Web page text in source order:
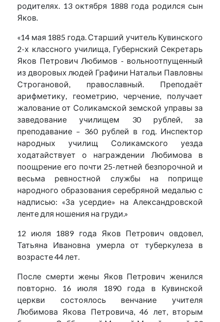
родителях. 13 октября 1888 года родился сын
Яков.
«14 мая 1885 года. Старший учитель Кувинского
2-х классного училища, Губернский Секретарь
Яков Петрович Любимов - вольноотпущенный
из дворовых людей Графини Натальи Павловны
Строгановой, православный. Преподаёт
арифметику, геометрию, черчение, получает
жалование от Соликамской земской управы за
заведование училищем 30 рублей, за
преподавание – 360 рублей в год. Инспектор
народных училищ Соликамского уезда
ходатайствует о награждении Любимова в
поощрение его почти 25-летней безпорочной и
весьма ревностной службы на поприще
народного образования серебряной медалью с
надписью: «За усердие» на Александровской
ленте для ношения на груди.»
12 июля 1889 года Яков Петрович овдовел,
Татьяна Ивановна умерла от туберкулеза в
возрасте 44 лет.
После смерти жены Яков Петрович женился
повторно. 16 июля 1890 года в Кувинской
церкви состоялось венчание учителя
Любимова Якова Петровича, 46 лет, вторым